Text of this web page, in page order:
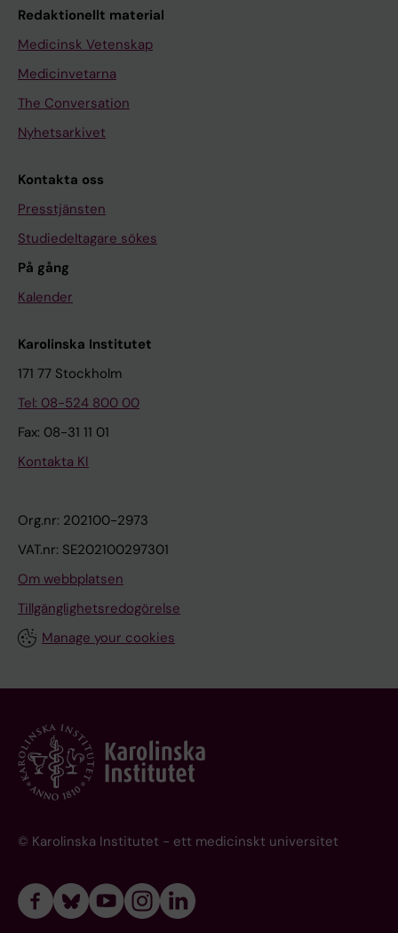
Redaktionellt material
Medicinsk Vetenskap
Medicinvetarna
The Conversation
Nyhetsarkivet
Kontakta oss
Presstjänsten
Studiedeltagare sökes
På gång
Kalender
Karolinska Institutet
171 77 Stockholm
Tel: 08-524 800 00
Fax: 08-31 11 01
Kontakta KI
Org.nr: 202100-2973
VAT.nr: SE202100297301
Om webbplatsen
Tillgänglighetsredogörelse
Manage your cookies
© Karolinska Institutet - ett medicinskt universitet